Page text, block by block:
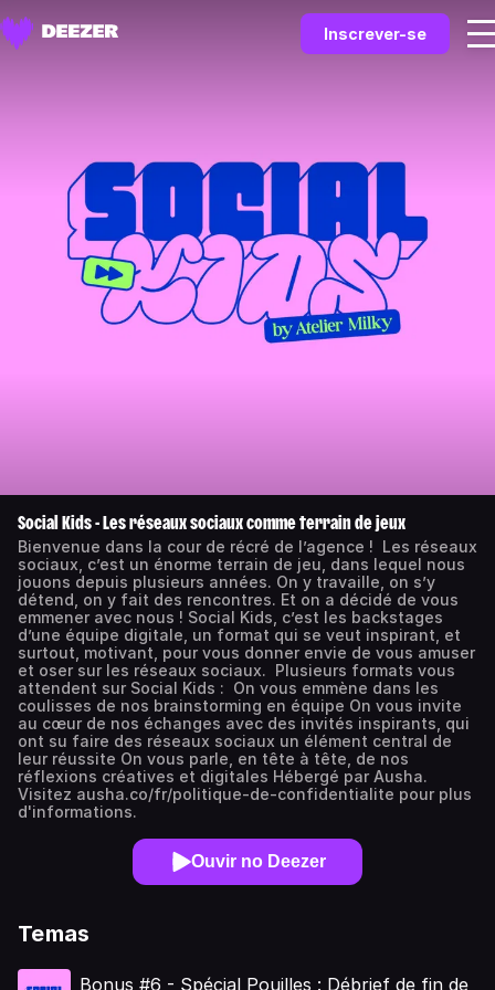
Inscrever-se
Social Kids - Les réseaux sociaux comme terrain de jeux
Bienvenue dans la cour de récré de l’agence ! Les réseaux
sociaux, c’est un énorme terrain de jeu, dans lequel nous
jouons depuis plusieurs années. On y travaille, on s’y
détend, on y fait des rencontres. Et on a décidé de vous
emmener avec nous ! Social Kids, c’est les backstages
d’une équipe digitale, un format qui se veut inspirant, et
surtout, motivant, pour vous donner envie de vous amuser
et oser sur les réseaux sociaux. Plusieurs formats vous
attendent sur Social Kids : On vous emmène dans les
coulisses de nos brainstorming en équipe On vous invite
au cœur de nos échanges avec des invités inspirants, qui
ont su faire des réseaux sociaux un élément central de
leur réussite On vous parle, en tête à tête, de nos
réflexions créatives et digitales Hébergé par Ausha.
Visitez ausha.co/fr/politique-de-confidentialite pour plus
d'informations.
Ouvir no Deezer
Temas
Bonus #6 - Spécial Pouilles : Débrief de fin de